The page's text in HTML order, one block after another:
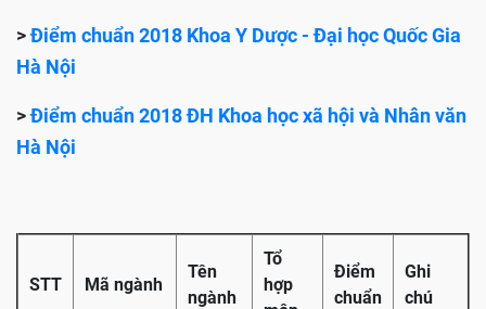
>Điểm chuẩn 2018 Khoa Y Dược - Đại học Quốc Gia
Hà Nội
>Điểm chuẩn 2018 ĐH Khoa học xã hội và Nhân văn
Hà Nội
STT Mã ngành
Tên
ngành
Tổ
hợp
Điểm
chuẩn
Ghi
chú